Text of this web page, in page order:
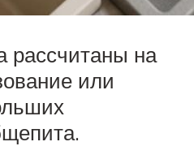
рассчитаны на
или